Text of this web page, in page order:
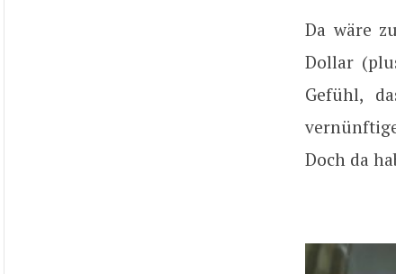
Da wäre
Dollar
Gefühl,
Doch da